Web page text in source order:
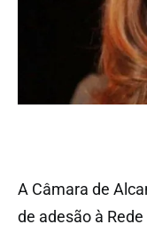
A Câmara de
de adesão à